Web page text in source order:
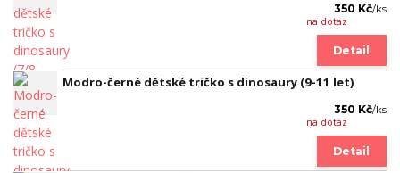
350 Kč/ks
na dotaz
Detail
Modro-černé dětské tričko s dinosaury (9-11 let)
350 Kč/ks
na dotaz
Detail